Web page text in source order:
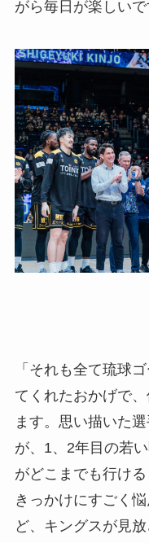
がら毎日が楽しいで
「それも全て琉球
てくれたおかげで
ます。思い描いた
が、1、2年目の若
がどこまでも行け
きっかけにすごく
ど、キングスが見